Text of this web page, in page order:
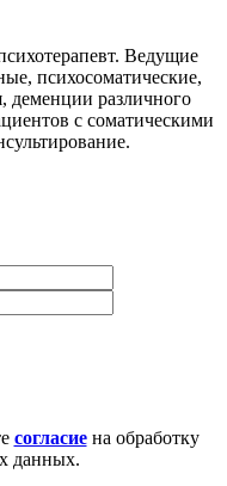
Ведущие
психосоматические,
деменции различного
с соматическими
согласиена обработку
данных.